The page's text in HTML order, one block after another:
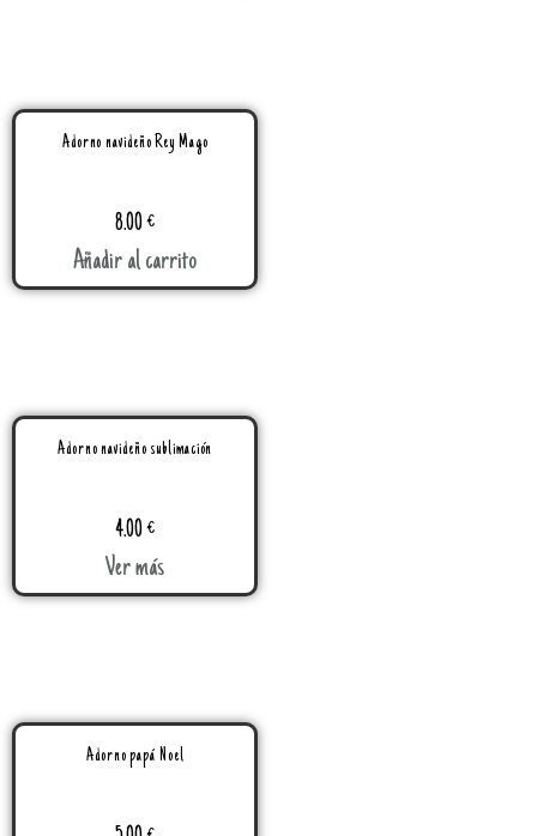
Adorno navideño Rey Mago
8.00€
Añadir al carrito
Adorno navideño sublimación
4.00€
Ver más
Adorno papá Noel